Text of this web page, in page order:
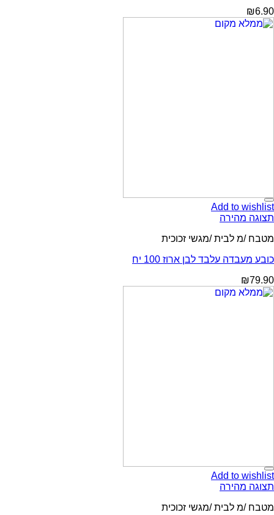
₪6.90
Add to wishlist
תצוגה מהירה
מטבח /מ לבית /מגשי זכוכית
כובע מעבדה עלבד לבן ארוז 100 יח
₪79.90
Add to wishlist
תצוגה מהירה
מטבח /מ לבית /מגשי זכוכית